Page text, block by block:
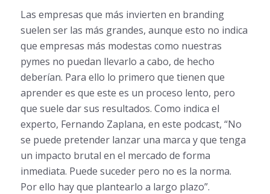
Las empresas que más invierten en branding
suelen ser las más grandes, aunque esto no indica
que empresas más modestas como nuestras
pymes no puedan llevarlo a cabo, de hecho
deberían. Para ello lo primero que tienen que
aprender es que este es un proceso lento, pero
que suele dar sus resultados. Como indica el
experto, Fernando Zaplana, en este podcast, “No
se puede pretender lanzar una marca y que tenga
un impacto brutal en el mercado de forma
inmediata. Puede suceder pero no es la norma.
Por ello hay que plantearlo a largo plazo”.